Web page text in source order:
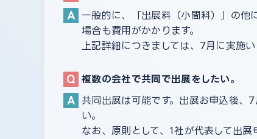
一般的に、「出展料（小間料）」の他
場合も費用がかかります。
上記詳細につきましては、7月に実施
複数の会社で共同で出展をしたい。
共同出展は可能です。出展お申込後、
い。
なお、原則として、1社が代表して出